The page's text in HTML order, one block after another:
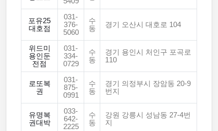
포유25
대호점
031-
376-
5060
수
동
경기 오산시 대호로 104
위드미
용인둔
전점
031-
334-
0729
수
동
경기 용인시 처인구 포곡로
110
로또복
권
031-
875-
0991
수
동
경기 의정부시 장암동 20-9
번지
유명복
권대박
033-
642-
2225
수
동
강원 강릉시 성남동 27-4번
지